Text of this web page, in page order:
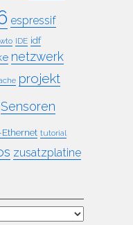
espressif
IDE idf
netzwerk
projekt
Sensoren
tutorial
zusatzplatine